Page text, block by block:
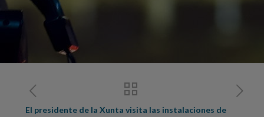
El presidente de la Xunta visita las instalaciones de